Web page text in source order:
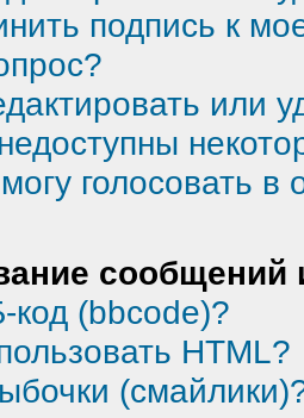
подпись к
или
голосовать в
сообщений
код (bbcode)?
HTML?